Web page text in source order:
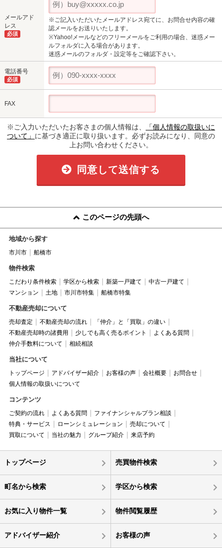
メールアド
レス
必須
※ご記入いただいたメールアドレス宛てに、お問合せ内容の確
認メールをお送りいたします。
※Yahoo!メールなどのフリーメールをご利用の場合、迷惑メー
ルフォルダに入る場合があります。
迷惑メールのフォルダ・設定等をご確認下さい。
電話番号
必須
FAX
※ご入力いただいたお客さまの個人情報は、
「個人情報の取扱いに
ついて」 に基づき適正に取り扱います。必ずお読みになり、同意の
上お問い合わせください。
同意して送信する
このページの先頭へ
地域から探す
市川市 船橋市
物件検索
こだわり条件検索 学区から検索 新築一戸建て
中古一戸建て
マンション
土地 市川市特集 船橋市特集
不動産売却について
売却査定 不動産売却の流れ
「仲介」と「買取」の違い
不動産売却時の諸費用
少しでも高く売るポイント
よくある質問
仲介手数料について
相続相談
当社について
トップページ アドバイザー紹介 お客様の声 会社概要
お問合せ
個人情報の取扱いについて
コンテンツ
ご契約の流れ よくある質問
ファイナンシャルプラン相談
特典・サービス
ローンシミュレーション
売却について
買取について
当社の魅力 グループ紹介 来店予約
トップページ 売買物件検索
町名から検索 学区から検索
お気に入り物件一覧 物件閲覧履歴
アドバイザー紹介 お客様の声